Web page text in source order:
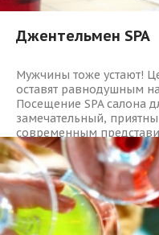
Джентельмен SPA
Мужчины тоже устают!
оставят равнодушным
Посещение SPA салона
замечательный,
современным
следят за своим
1189